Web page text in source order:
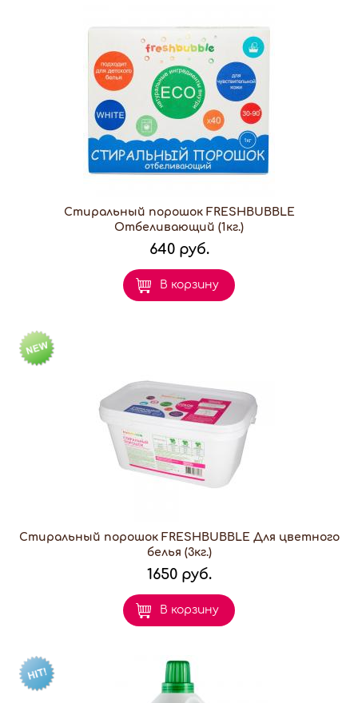
Стиральный порошок FRESHBUBBLE
Отбеливающий (1кг.)
640 руб.
В корзину
Стиральный порошок FRESHBUBBLE Для цветного
белья (3кг.)
1650 руб.
В корзину